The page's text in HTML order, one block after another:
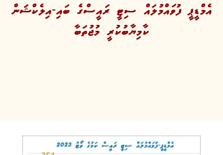
އެމްޑީޕީ ފުވައްމުލައް ސިޓީ ރައީސްގެ ބައި-އިލެކްޝަން
ކާމިޔާބުކުރީ މުޖުތަބާ